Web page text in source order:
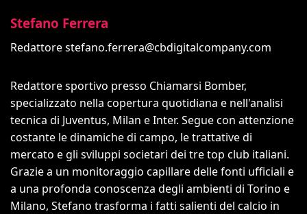
Stefano Ferrera
Redattorestefano.ferrera@cbdigitalcompany.com
Redattore sportivo presso Chiamarsi Bomber,
specializzato nella copertura quotidiana e nell'analisi
tecnica di Juventus, Milan e Inter. Segue con attenzione
costante le dinamiche di campo, le trattative di
mercato e gli sviluppi societari dei tre top club italiani.
Grazie a un monitoraggio capillare delle fonti ufficiali e
a una profonda conoscenza degli ambienti di Torino e
Milano, Stefano trasforma i fatti salienti del calcio in